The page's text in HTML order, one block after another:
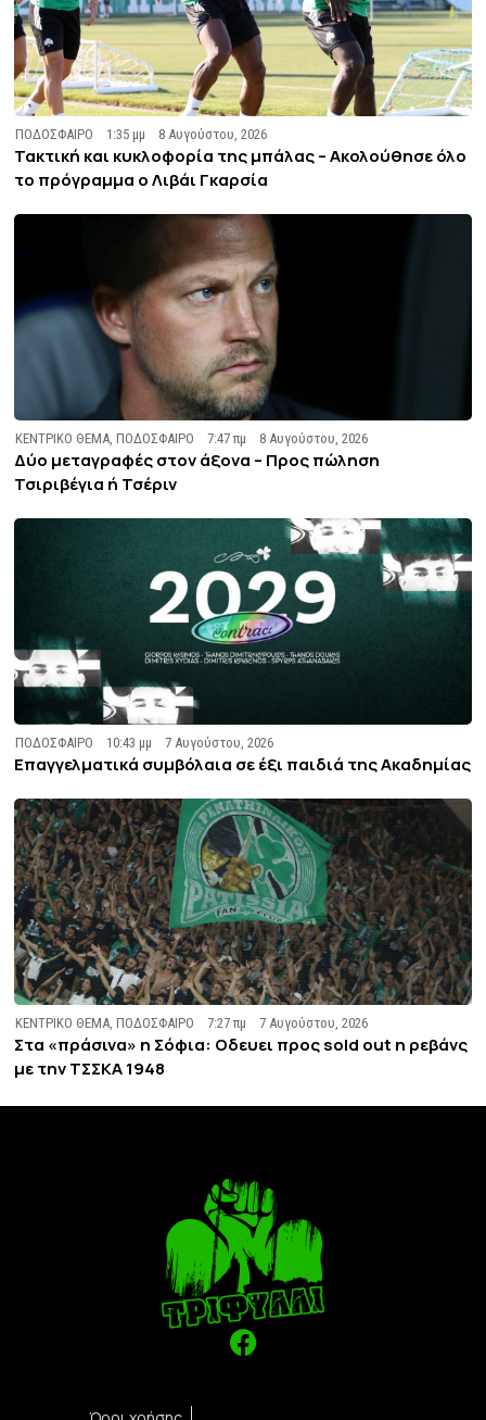
ΠΟΔΟΣΦΑΙΡΟ 1:35 μμ 8 Αυγούστου, 2026
Τακτική και κυκλοφορία της μπάλας – Ακολούθησε όλο
το πρόγραμμα ο Λιβάι Γκαρσία
ΚΕΝΤΡΙΚΟ ΘΕΜΑ ,ΠΟΔΟΣΦΑΙΡΟ 7:47 πμ 8 Αυγούστου, 2026
Δύο μεταγραφές στον άξονα – Προς πώληση
Τσιριβέγια ή Τσέριν
ΠΟΔΟΣΦΑΙΡΟ 10:43 μμ 7 Αυγούστου, 2026
Επαγγελματικά συμβόλαια σε έξι παιδιά της Ακαδημίας
ΚΕΝΤΡΙΚΟ ΘΕΜΑ ,ΠΟΔΟΣΦΑΙΡΟ 7:27 πμ 7 Αυγούστου, 2026
Στα «πράσινα» η Σόφια: Οδευει προς sold out η ρεβάνς
με την ΤΣΣΚΑ 1948